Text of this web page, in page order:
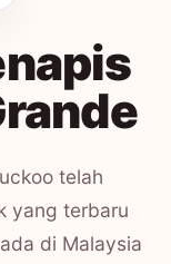
telah
yang terbaru
di Malaysia